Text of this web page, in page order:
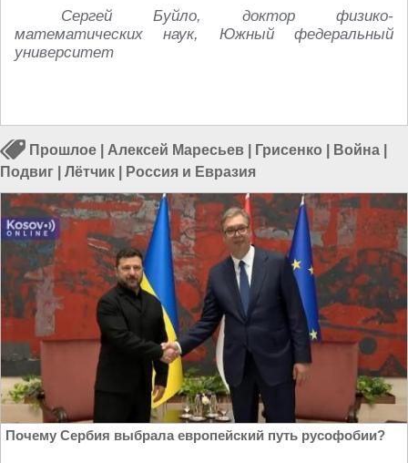
Сергей Буйло, доктор физико-
математических наук, Южный федеральный
университет
Прошлое Алексей Маресьев Грисенко Война
Подвиг
Лётчик Россия и Евразия
Почему Сербия выбрала европейский путь русофобии?